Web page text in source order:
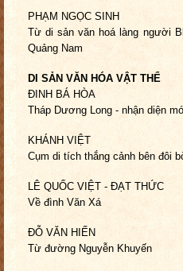
PHẠM NGỌC SINH
Từ di sản văn hoá làng người
Quảng Nam
DI SẢN VĂN HÓA VẬT THỂ
ĐINH BÁ HÒA
Tháp Dương Long - nhận diện
KHÁNH VIỆT
Cụm di tích thắng cảnh bên đôi
LÊ QUỐC VIỆT - ĐẠT THỨC
Về đình Văn Xá
ĐỖ VĂN HIẾN
Từ đường Nguyễn Khuyến